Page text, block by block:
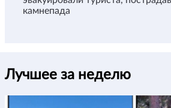
камнепада
Лучшее за неделю